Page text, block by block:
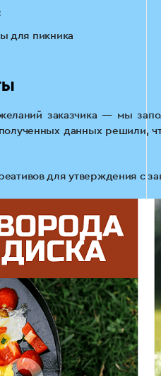
для пикника
заказчика — мы
данных решили,
для утверждения с